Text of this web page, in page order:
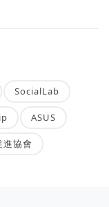
SocialLab
ASUS
進協會